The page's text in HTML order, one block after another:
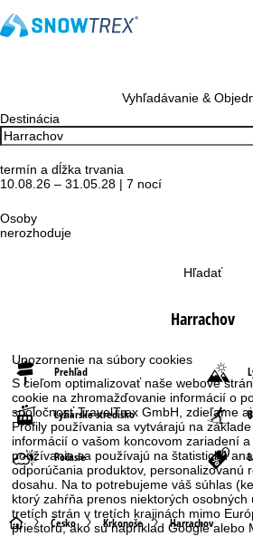
Upozornenie na súbory cookies
S cieľom optimalizovať naše webové
cookie na zhromažďovanie informácií o
spoločnosť TravelTrex GmbH, zdieľame
Profily používania sa vytvárajú na
informácií o vašom koncovom zariadení
používania sa používajú na štatistickú
odporúčania produktov, personalizovanú
dosahu. Na to potrebujeme váš súhlas
ktorý zahŕňa prenos niektorých osobných
tretích strán v tretích krajinách mimo
priestoru, ako sú napríklad Google alebo
Vyhľadávanie &
Destinácia
termín a dĺžka trvania
10.08.26 – 31.05.28 | 7 nocí
Osoby
nerozhoduje
Hľadať
Harrachov
Prehľad
Lyžiarske stredisko
Počasie
H Česko Krkonoše Harrachov